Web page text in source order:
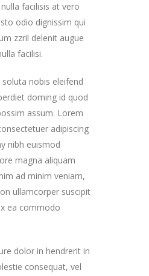
facilisis at vero
odio dignissim qui
zzril delenit augue
facilisi.
soluta nobis eleifend
doming id quod
assum. Lorem
adipiscing
nibh euismod
magna aliquam
ad minim veniam,
ullamcorper suscipit
ea commodo
dolor in hendrerit in
consequat, vel